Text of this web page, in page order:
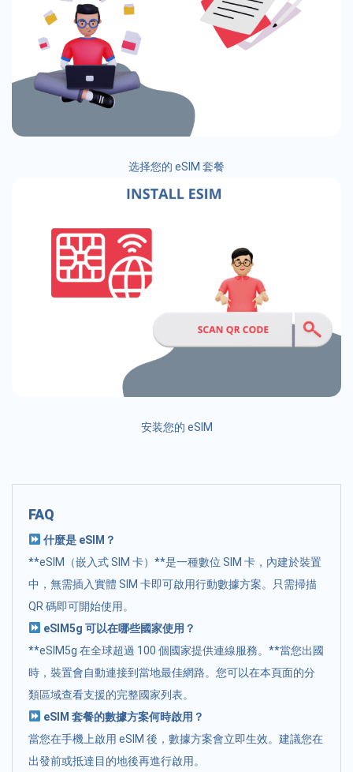
选择您的 eSIM 套餐
安装您的 eSIM
FAQ
什麼是 eSIM？
**eSIM（嵌入式 SIM 卡）**是一種數位 SIM 卡，內建於裝置
中，無需插入實體 SIM 卡即可啟用行動數據方案。只需掃描
QR 碼即可開始使用。
eSIM5g 可以在哪些國家使用？
**eSIM5g 在全球超過 100 個國家提供連線服務。**當您出國
時，裝置會自動連接到當地最佳網路。您可以在本頁面的分
類區域查看支援的完整國家列表。
eSIM 套餐的數據方案何時啟用？
當您在手機上啟用 eSIM 後，數據方案會立即生效。建議您在
出發前或抵達目的地後再進行啟用。